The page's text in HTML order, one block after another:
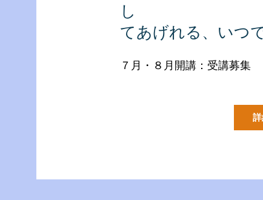
し
てあげれる​、いつ
​７月・８月開講：受講募集